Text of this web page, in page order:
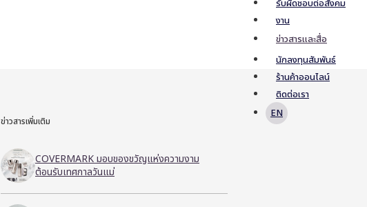
รับผิดชอบต่อสังคม
งาน
ข่าวสารและสื่อ
นักลงทุนสัมพันธ์
ร้านค้าออนไลน์
ติดต่อเรา
EN
ข่าวสารเพิ่มเติม
COVERMARK มอบของขวัญแห่งความงาม
ต้อนรับเทศกาลวันแม่